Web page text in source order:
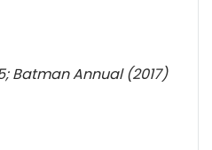
Batman Annual (2017)